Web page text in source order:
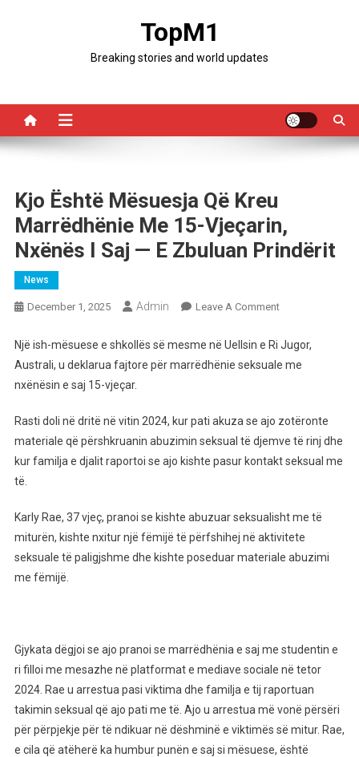
TopM1
Breaking stories and world updates
Kjo Është Mësuesja Që Kreu
Marrëdhënie Me 15-Vjeçarin,
Nxënës I Saj — E Zbuluan Prindërit
News
December 1, 2025 Admin Leave A CommentOn
Është
Mësuesja
Marrëdhënie
E
Një ish-mësuese e shkollës së mesme në Uellsin e Ri Jugor,
Australi, u deklarua fajtore për marrëdhënie seksuale me
nxënësin e saj 15-vjeçar.
Rasti doli në dritë në vitin 2024, kur pati akuza se ajo zotëronte
materiale që përshkruanin abuzimin seksual të djemve të rinj dhe
kur familja e djalit raportoi se ajo kishte pasur kontakt seksual me
të.
Karly Rae, 37 vjeç, pranoi se kishte abuzuar seksualisht me të
miturën, kishte nxitur një fëmijë të përfshihej në aktivitete
seksuale të paligjshme dhe kishte poseduar materiale abuzimi
me fëmijë.
Gjykata dëgjoi se ajo pranoi se marrëdhënia e saj me studentin e
ri filloi me mesazhe në platformat e mediave sociale në tetor
2024. Rae u arrestua pasi viktima dhe familja e tij raportuan
takimin seksual që ajo pati me të. Ajo u arrestua më vonë përsëri
për përpjekje për të ndikuar në dëshminë e viktimës së mitur. Rae,
e cila që atëherë ka humbur punën e saj si mësuese, është